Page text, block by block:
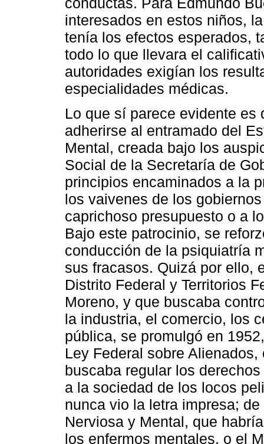
interesados en estos niños,
tenía los efectos esperados,
todo lo que llevara el
autoridades exigían los
especialidades médicas.
Lo que sí parece evidente es
adherirse al entramado del
Mental, creada bajo los
Social de la Secretaría de
principios encaminados a la
los vaivenes de los
caprichoso presupuesto o a
Bajo este patrocinio, se
conducción de la psiquiatría
sus fracasos. Quizá por ello,
Distrito Federal y Territorios
Moreno, y que buscaba
la industria, el comercio, los
pública, se promulgó en
Ley Federal sobre
buscaba regular los
a la sociedad de los locos
nunca vio la letra impresa;
Nerviosa y Mental, que
los enfermos mentales, o el